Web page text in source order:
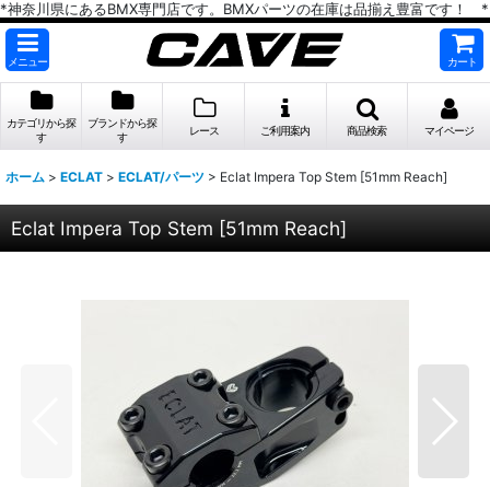
*神奈川県にあるBMX専門店です。BMXパーツの在庫は品揃え豊富です！ *
メニュー カート
カテゴリから探
す
ブランドから探
す
レース ご利用案内 商品検索 マイページ
ホーム > ECLAT > ECLAT/パーツ > Eclat Impera Top Stem [51mm Reach]
Eclat Impera Top Stem [51mm Reach]